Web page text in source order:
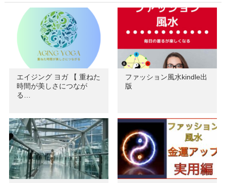
エイジング ヨガ 【 重ねた
時間が美しさにつなが
る…
ファッション風水kindle出
版